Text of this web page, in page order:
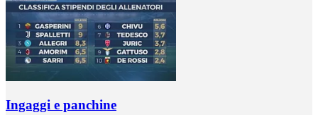
Ingaggi e panchine